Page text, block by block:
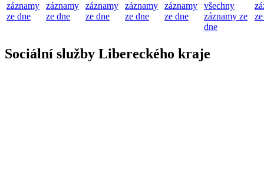
záznamy
ze dne
záznamy
ze dne
záznamy
ze dne
záznamy
ze dne
záznamy
ze dne
všechny
záznamy ze
dne
Sociální služby Libereckého kraje